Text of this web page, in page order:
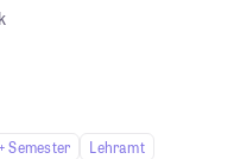
Semester Lehramt